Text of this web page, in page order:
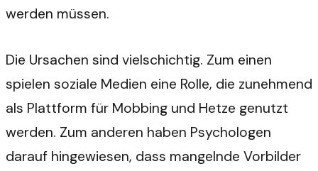
werden müssen.
Die Ursachen sind vielschichtig. Zum einen
spielen soziale Medien eine Rolle, die zunehmend
als Plattform für Mobbing und Hetze genutzt
werden. Zum anderen haben Psychologen
darauf hingewiesen, dass mangelnde Vorbilder